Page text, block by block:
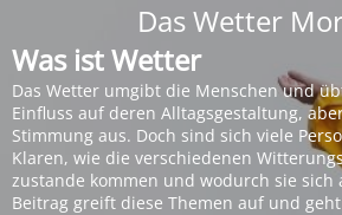
Das Wetter
Was ist Wetter
Das Wetter umgibt die Menschen und
Einfluss auf deren Alltagsgestaltung,
Stimmung aus. Doch sind sich viele
Klaren, wie die verschiedenen
zustande kommen und wodurch sie sich
Beitrag greift diese Themen auf und